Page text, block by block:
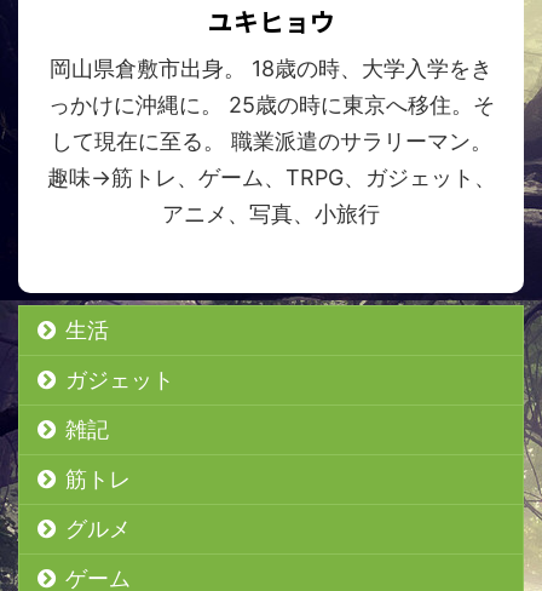
ユキヒョウ
岡山県倉敷市出身。 18歳の時、大学入学をき
っかけに沖縄に。 25歳の時に東京へ移住。そ
して現在に至る。 職業派遣のサラリーマン。
趣味→筋トレ、ゲーム、TRPG、ガジェット、
アニメ、写真、小旅行
生活
ガジェット
雑記
筋トレ
グルメ
ゲーム